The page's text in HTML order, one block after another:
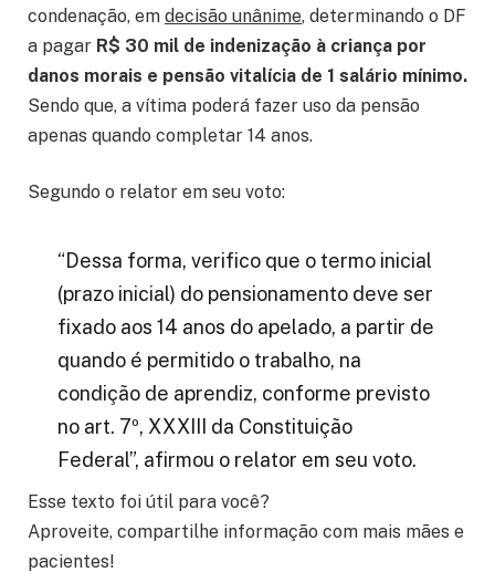
condenação, em decisão unânime, determinando o DF
a pagar R$ 30 mil de indenização à criança por
danos morais e pensão vitalícia de 1 salário mínimo.
Sendo que, a vítima poderá fazer uso da pensão
apenas quando completar 14 anos.
Segundo o relator em seu voto:
“Dessa forma, verifico que o termo inicial
(prazo inicial) do pensionamento deve ser
fixado aos 14 anos do apelado, a partir de
quando é permitido o trabalho, na
condição de aprendiz, conforme previsto
no art. 7º, XXXIII da Constituição
Federal”, afirmou o relator em seu voto.
Esse texto foi útil para você?
Aproveite, compartilhe informação com mais mães e
pacientes!